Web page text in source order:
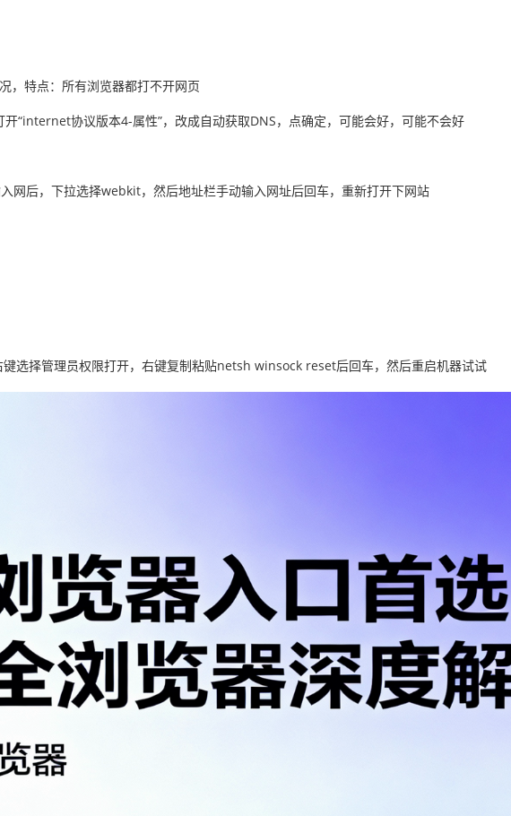
，特点：所有浏览器都打不开网页
“internet协议版本4-属性”，改成自动获取DNS，点确定，可能会好，可能不会好
网后，下拉选择webkit，然后地址栏手动输入网址后回车，重新打开下网站
选择管理员权限打开，右键复制粘贴netsh winsock reset后回车，然后重启机器试试